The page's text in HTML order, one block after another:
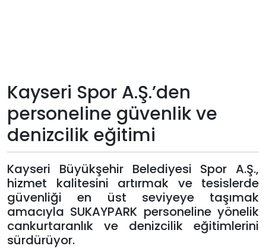
Künye
Giriş
Yap
Kayseri Spor A.Ş.’den
personeline güvenlik ve
denizcilik eğitimi
Kayseri Büyükşehir Belediyesi Spor A.Ş.,
hizmet kalitesini artırmak ve tesislerde
güvenliği en üst seviyeye taşımak
amacıyla SUKAYPARK personeline yönelik
cankurtaranlık ve denizcilik eğitimlerini
sürdürüyor.